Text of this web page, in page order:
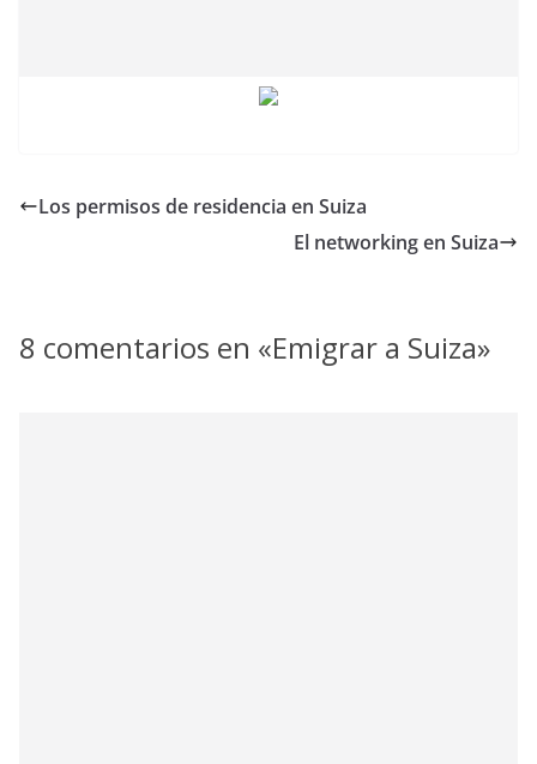
Los permisos de residencia en Suiza
El networking en Suiza
8 comentarios en «Emigrar a Suiza»